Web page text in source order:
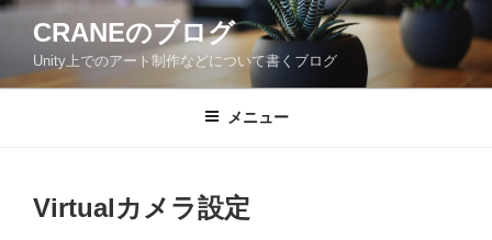
コ
ン
CRANEのブログ
Unity上でのアート制作などについて書くブログ
メニュー
Virtualカメラ設定